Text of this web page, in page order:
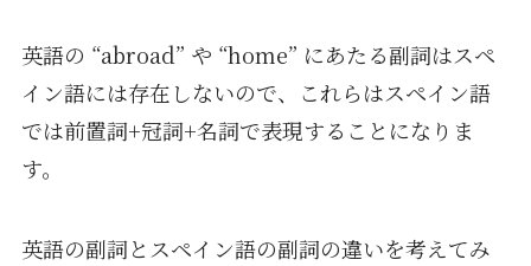
英語の “abroad” や “home” にあたる副詞はスペ
イン語には存在しないので、これらはスペイン語
では前置詞+冠詞+名詞で表現することになりま
す。
英語の副詞とスペイン語の副詞の違いを考えてみ